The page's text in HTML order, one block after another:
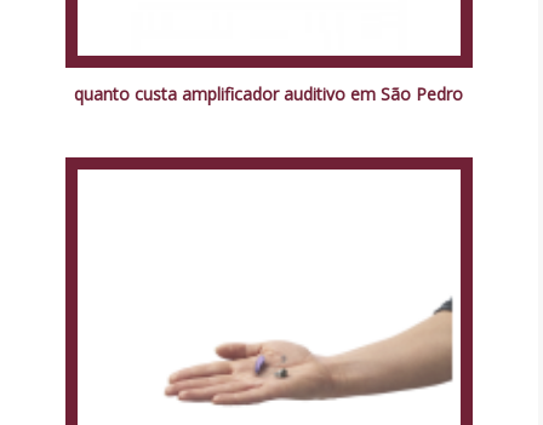
quanto custa amplificador auditivo em São Pedro